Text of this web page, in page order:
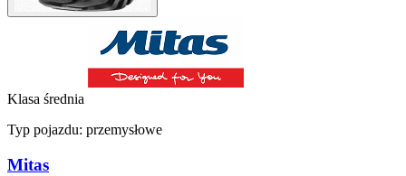
Klasa średnia
Typ pojazdu: przemysłowe
Mitas